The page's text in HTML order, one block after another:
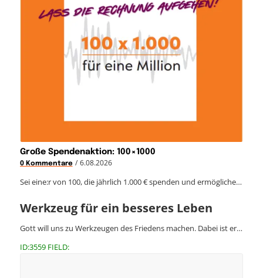
Große Spendenaktion: 100×1000
0 Kommentare / 6.08.2026
Sei eine:r von 100, die jährlich 1.000 € spenden und ermögliche…
Werkzeug für ein besseres Leben
Gott will uns zu Werkzeugen des Friedens machen. Dabei ist er…
ID:3559 FIELD: